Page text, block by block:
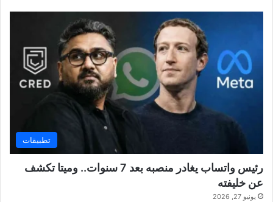
تطبيقات
رئيس واتساب يغادر منصبه بعد 7 سنوات.. وميتا تكشف
عن خليفته
يونيو 27, 2026